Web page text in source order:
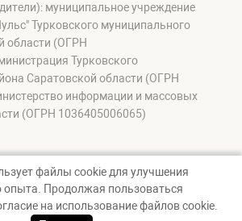
муниципальное учреждение
Турковского муниципального
области (ОГРН
Турковского
Саратовской области (ОГРН
информации и массовых
(ОГРН 1036405006065)
района, 2026
файлы cookie для улучшения
опыта. Продолжая пользоваться
на использование файлов cookie.